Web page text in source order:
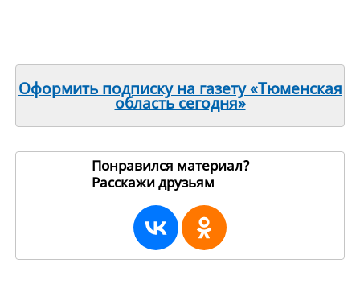
Оформить подписку на газету «Тюменская
область сегодня»
Понравился материал?
Расскажи друзьям